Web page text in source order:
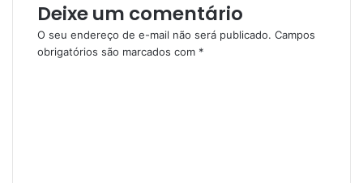
Deixe um comentário
O seu endereço de e-mail não será publicado. Campos
obrigatórios são marcados com *